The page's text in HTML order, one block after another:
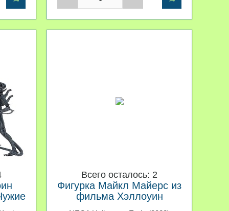
Всего осталось: 2
Фигурка Майкл Майерс из
фильма Хэллоуин